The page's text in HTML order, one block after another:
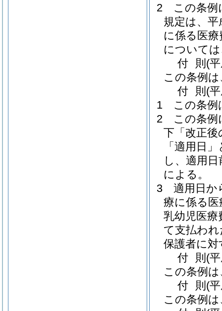
2
この条例
規定は、平
に係る医
について
付 則 (
この条例
付 則 (
1
この条例
2
この条例
下「改正
「適用日
し、適用
による。
3
適用日か
療に係る
乳幼児医
て支払わ
保護者に
付 則 (
この条例
付 則 (
この条例